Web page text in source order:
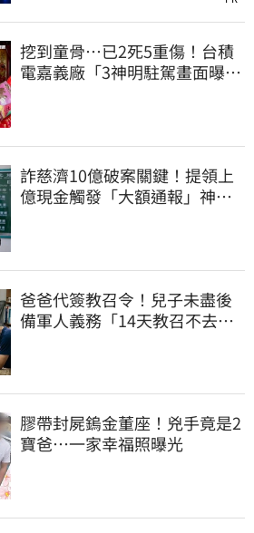
挖到童骨…已2死5重傷！台積
電嘉義廠「3神明駐駕畫面曝
詐慈濟10億破案關鍵！提領上
億現金觸發「大額通報」神鬼
爸爸代簽教召令！兒子未盡後
備軍人義務「14天教召不去」
膠帶封屍鎢金董座！兇手竟是2
寶爸…一家幸福照曝光